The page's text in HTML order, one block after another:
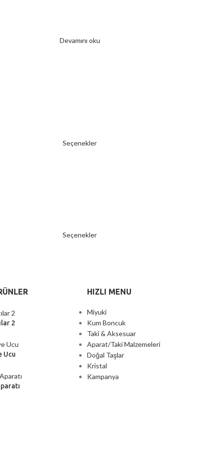
Devamını oku
Seçenekler
Seçenekler
2
Ucu
HIZLI MENU
Miyuki
Kum Boncuk
Taki & Aksesuar
Aparat/Taki Malzemeleri
Doğal Taşlar
Kristal
Kampanya